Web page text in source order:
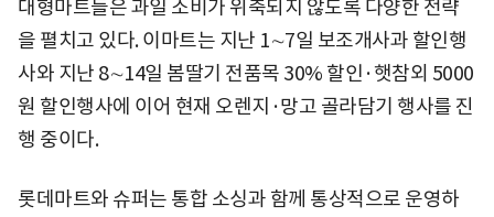
대형마트들은 과일 소비가 위축되지 않도록 다양한 전략
을 펼치고 있다. 이마트는 지난 1∼7일 보조개사과 할인행
사와 지난 8∼14일 봄딸기 전품목 30% 할인·햇참외 5000
원 할인행사에 이어 현재 오렌지·망고 골라담기 행사를 진
행 중이다.
롯데마트와 슈퍼는 통합 소싱과 함께 통상적으로 운영하